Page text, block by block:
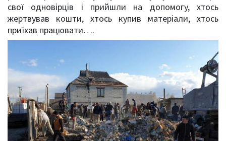
свої одновірців і прийшли на допомогу, хтось
жертвував кошти, хтось купив матеріали, хтось
приїхав працювати….